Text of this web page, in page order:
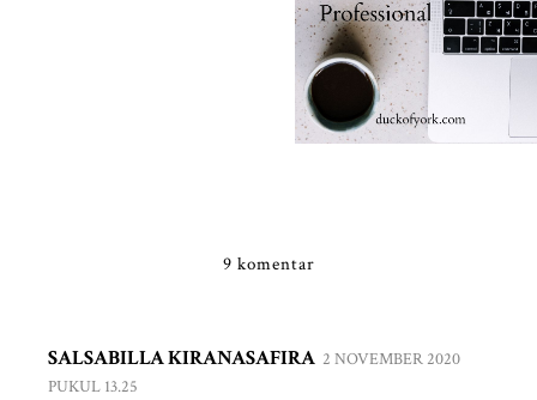
9 komentar
SALSABILLA KIRANASAFIRA 2 NOVEMBER 2020
PUKUL 13.25